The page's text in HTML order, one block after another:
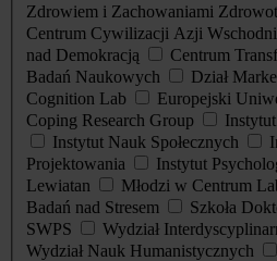
Zdrowiem i Zachowaniami
Centrum Cywilizacji Azji
nad Demokracją
Centrum
Badań Naukowych
Dział
Cognition Lab
Europejski
Coping Research Group
Instytut Nauk Społecznych
Projektowania
Instytut
Lewiatan
Młodzi w Centrum
Badań nad Stresem
Szkoła
SWPS
Wydział
Wydział Nauk Humanistycznych